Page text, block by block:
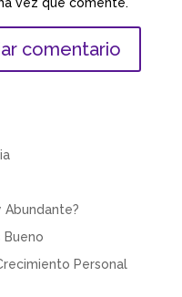
vez que comente.
Abundante?
Bueno
Personal